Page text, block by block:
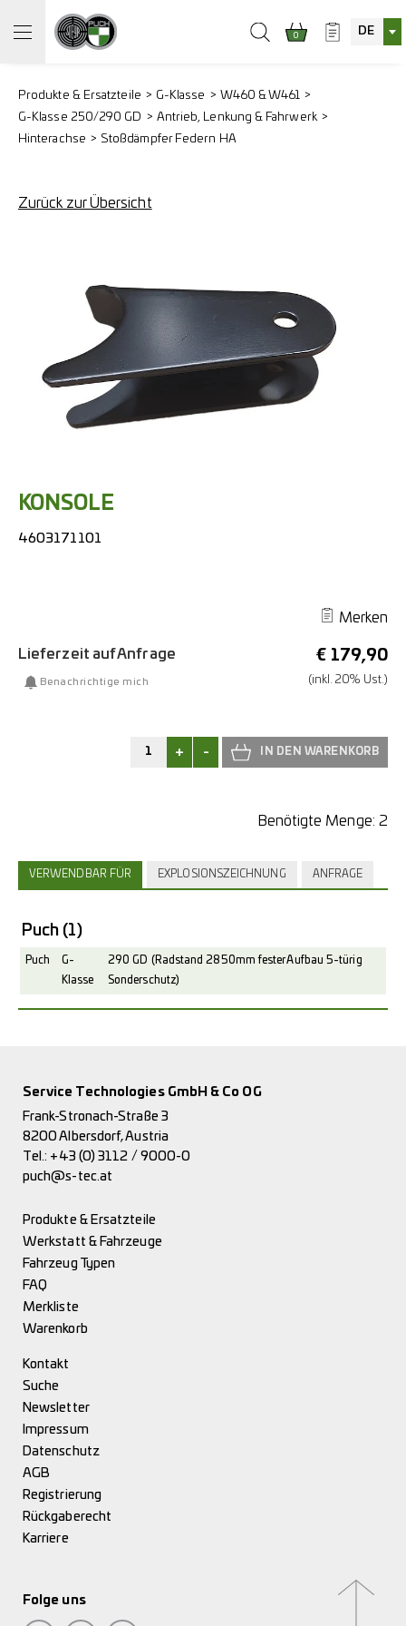
0 DE
Produkte & Ersatzteile G-Klasse
W460 & W461
G-Klasse 250/290 GD
Antrieb, Lenkung & Fahrwerk
Hinterachse
Stoßdämpfer Federn HA
Zurück zur Übersicht
KONSOLE
4603171101
Merken
€ 179,90
(inkl. 20% Ust.)
Lieferzeit auf Anfrage
Benachrichtige mich
+ -
Benötigte Menge: 2
VERWENDBAR FÜR EXPLOSIONSZEICHNUNG ANFRAGE
Puch (1)
Puch
G-
Klasse
290 GD (Radstand 2850mm fester Aufbau 5-türig
Sonderschutz)
Service Technologies GmbH & Co OG
Frank-Stronach-Straße 3
8200 Albersdorf, Austria
Tel.: +43 (0) 3112 / 9000-0
puch@s-tec.at
Produkte & Ersatzteile
Werkstatt & Fahrzeuge
Fahrzeug Typen
FAQ
Merkliste
Warenkorb
Kontakt
Suche
Newsletter
Impressum
Datenschutz
AGB
Registrierung
Rückgaberecht
Karriere
Folge uns